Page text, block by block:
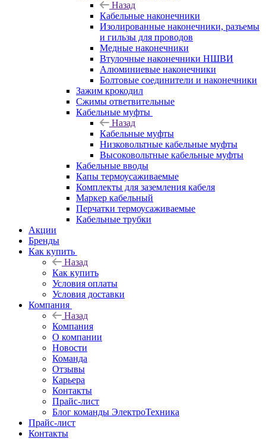
Назад
Кабельные наконечники
Изолированные наконечники, разъемы
и гильзы для проводов
Медные наконечники
Втулочные наконечники НШВИ
Алюминиевые наконечники
Болтовые соединители и наконечники
Зажим крокодил
Сжимы ответвительные
Кабельные муфты
Назад
Кабельные муфты
Низковольтные кабельные муфты
Высоковольтные кабельные муфты
Кабельные вводы
Капы термоусаживаемые
Комплекты для заземления кабеля
Маркер кабельный
Перчатки термоусаживаемые
Кабельные трубки
Акции
Бренды
Как купить
Назад
Как купить
Условия оплаты
Условия доставки
Компания
Назад
Компания
О компании
Новости
Команда
Отзывы
Карьера
Контакты
Прайс-лист
Блог команды ЭлектроТехника
Прайс-лист
Контакты